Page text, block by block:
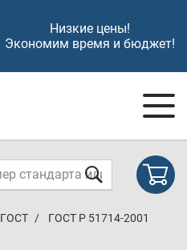
Низкие цены!
Экономим время и бюджет!
ГОСТ ГОСТ Р 51714-2001